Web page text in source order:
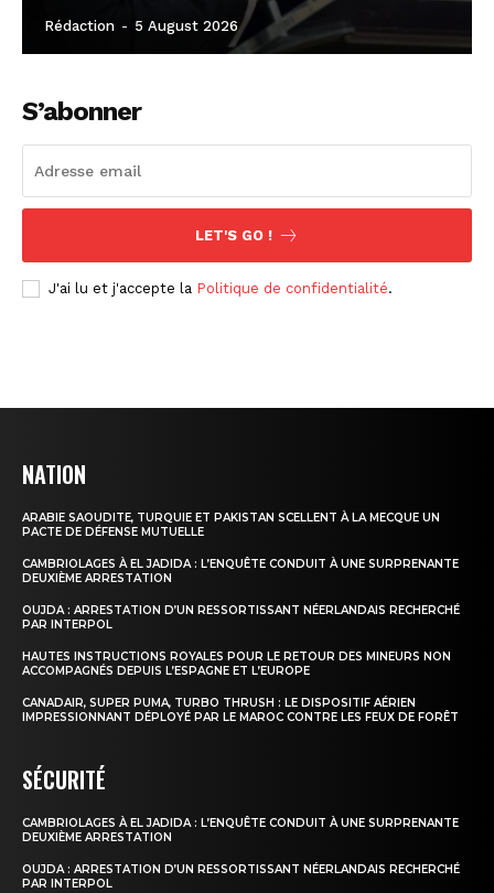
Rédaction - 5 August 2026
S’abonner
LET'S GO !
J'ai lu et j'accepte la Politique de confidentialité.
NATION
ARABIE SAOUDITE, TURQUIE ET PAKISTAN SCELLENT À LA MECQUE UN
PACTE DE DÉFENSE MUTUELLE
CAMBRIOLAGES À EL JADIDA : L’ENQUÊTE CONDUIT À UNE SURPRENANTE
DEUXIÈME ARRESTATION
OUJDA : ARRESTATION D’UN RESSORTISSANT NÉERLANDAIS RECHERCHÉ
PAR INTERPOL
HAUTES INSTRUCTIONS ROYALES POUR LE RETOUR DES MINEURS NON
ACCOMPAGNÉS DEPUIS L’ESPAGNE ET L’EUROPE
CANADAIR, SUPER PUMA, TURBO THRUSH : LE DISPOSITIF AÉRIEN
IMPRESSIONNANT DÉPLOYÉ PAR LE MAROC CONTRE LES FEUX DE FORÊT
SÉCURITÉ
CAMBRIOLAGES À EL JADIDA : L’ENQUÊTE CONDUIT À UNE SURPRENANTE
DEUXIÈME ARRESTATION
OUJDA : ARRESTATION D’UN RESSORTISSANT NÉERLANDAIS RECHERCHÉ
PAR INTERPOL